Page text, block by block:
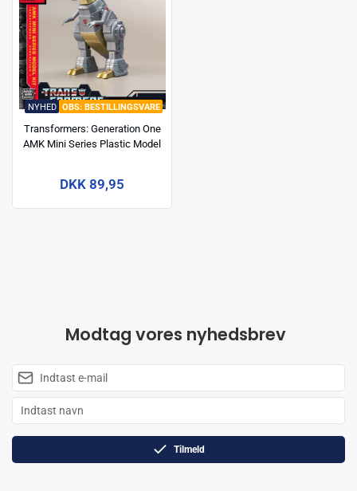
NYHED BESTILLINGSVARE
Transformers: Generation One
AMK Mini Series Plastic Model
DKK 89,95
Modtag vores nyhedsbrev
Tilmeld